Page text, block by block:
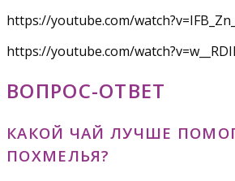
https://youtube.com/
https://youtube.com/
ВОПРОС-ОТВЕТ
КАКОЙ ЧАЙ ЛУЧШЕ
ПОХМЕЛЬЯ?